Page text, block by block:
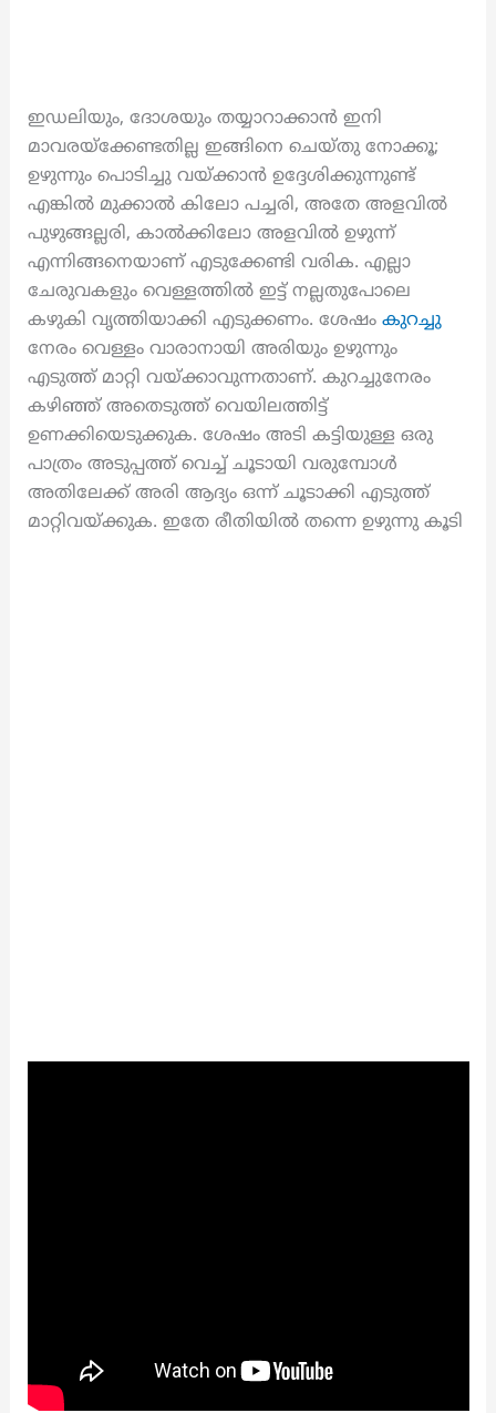
ഇഡലിയും, ദോശയും തയ്യാറാക്കാൻ ഇനി
മാവരയ്‌ക്കേണ്ടതില്ല ഇങ്ങിനെ ചെയ്തു നോക്കൂ;
ഉഴുന്നും പൊടിച്ചു വയ്ക്കാൻ ഉദ്ദേശിക്കുന്നുണ്ട്
എങ്കിൽ മുക്കാൽ കിലോ പച്ചരി, അതേ അളവിൽ
പുഴുങ്ങല്ലരി, കാൽക്കിലോ അളവിൽ ഉഴുന്ന്
എന്നിങ്ങനെയാണ് എടുക്കേണ്ടി വരിക. എല്ലാ
ചേരുവകളും വെള്ളത്തിൽ ഇട്ട് നല്ലതുപോലെ
കഴുകി വൃത്തിയാക്കി എടുക്കണം. ശേഷം കുറച്ചു
നേരം വെള്ളം വാരാനായി അരിയും ഉഴുന്നും
എടുത്ത് മാറ്റി വയ്ക്കാവുന്നതാണ്. കുറച്ചുനേരം
കഴിഞ്ഞ് അതെടുത്ത് വെയിലത്തിട്ട്
ഉണക്കിയെടുക്കുക. ശേഷം അടി കട്ടിയുള്ള ഒരു
പാത്രം അടുപ്പത്ത് വെച്ച് ചൂടായി വരുമ്പോൾ
അതിലേക്ക് അരി ആദ്യം ഒന്ന് ചൂടാക്കി എടുത്ത്
മാറ്റിവയ്ക്കുക. ഇതേ രീതിയിൽ തന്നെ ഉഴുന്നു കൂടി